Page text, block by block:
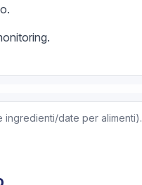
date per alimenti).